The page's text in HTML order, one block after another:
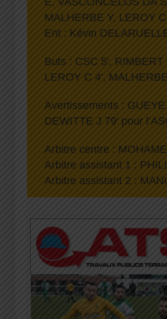
MALHERBE Y, LEROY
Ent : Kévin
Buts : CSC 5′, RIMBERT
LEROY C 4′,
Avertissements : GUEYE
DEWITTE J 79′ pour
Arbitre centre :
Arbitre assistant 1 :
Arbitre assistant 2 :